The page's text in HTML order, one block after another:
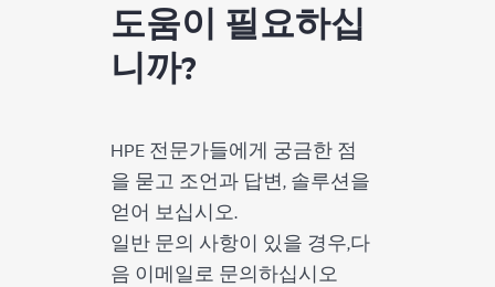
도움이 필요하십
니까?
HPE 전문가들에게 궁금한 점
을 묻고 조언과 답변, 솔루션을
얻어 보십시오.
일반 문의 사항이 있을 경우,다
음 이메일로 문의하십시오